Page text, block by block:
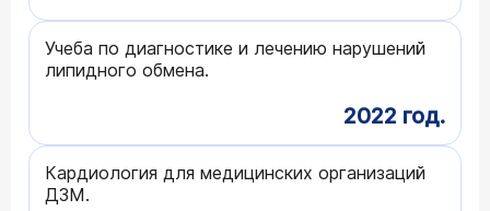
Учеба по диагностике и лечению нарушений
липидного обмена.
2022 год.
Кардиология для медицинских организаций
ДЗМ.